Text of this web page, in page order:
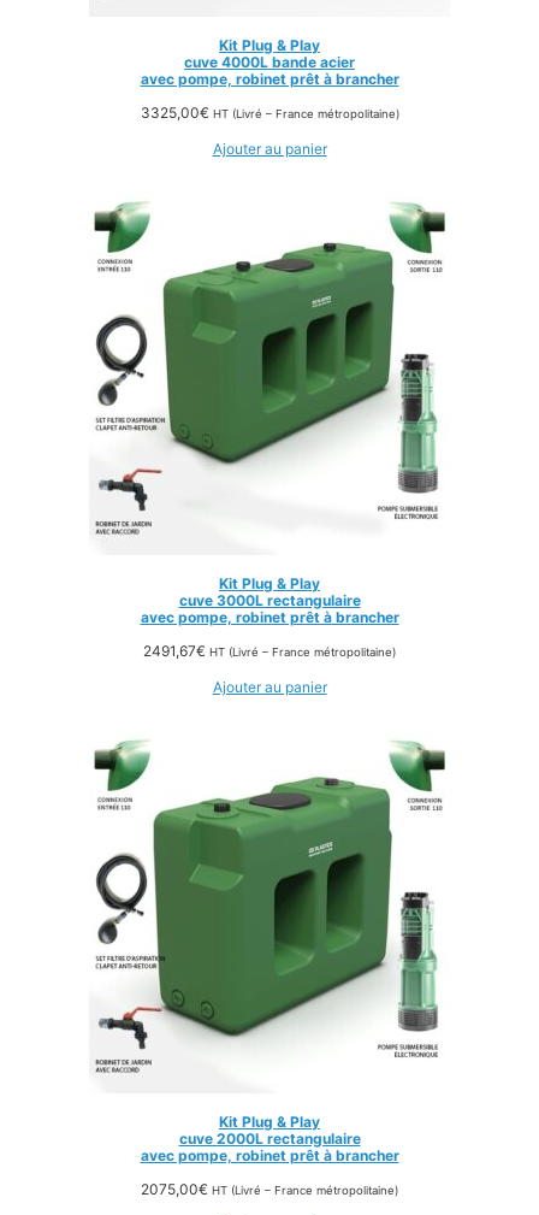
Kit Plug & Play
cuve 4000L bande acier
avec pompe, robinet prêt à brancher
3325,00€ HT (Livré – France métropolitaine)
Ajouter au panier
Kit Plug & Play
cuve 3000L rectangulaire
avec pompe, robinet prêt à brancher
2491,67€ HT (Livré – France métropolitaine)
Ajouter au panier
Kit Plug & Play
cuve 2000L rectangulaire
avec pompe, robinet prêt à brancher
2075,00€ HT (Livré – France métropolitaine)